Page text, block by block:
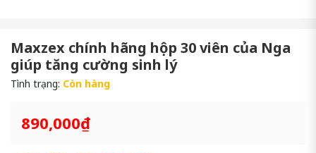
Maxzex chính hãng hộp 30 viên của Nga
giúp tăng cường sinh lý
Tình trạng: Còn hàng
890,000₫